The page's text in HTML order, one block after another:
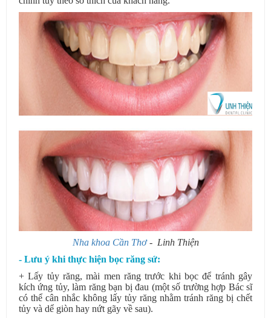
Nha khoa Cần Thơ- Linh Thiện
- Lưu ý khi thực hiện bọc răng sứ:
+ Lấy tủy răng, mài men răng trước khi bọc để tránh gây
kích ứng tủy, làm răng bạn bị đau (một số trường hợp Bác sĩ
có thể cân nhắc không lấy tủy răng nhằm tránh răng bị chết
tủy và dể giòn hay nứt gãy về sau).